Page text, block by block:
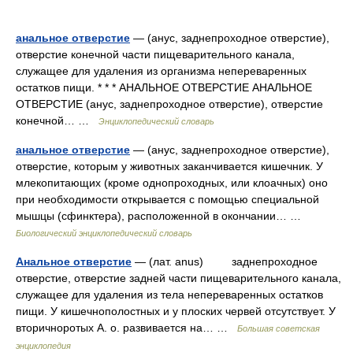
анальное отверстие — (анус, заднепроходное отверстие),
отверстие конечной части пищеварительного канала,
служащее для удаления из организма непереваренных
остатков пищи. * * * АНАЛЬНОЕ ОТВЕРСТИЕ АНАЛЬНОЕ
ОТВЕРСТИЕ (анус, заднепроходное отверстие), отверстие
конечной… …
Энциклопедический словарь
анальное отверстие — (анус, заднепроходное отверстие),
отверстие, которым у животных заканчивается кишечник. У
млекопитающих (кроме однопроходных, или клоачных) оно
при необходимости открывается с помощью специальной
мышцы (сфинктера), расположенной в окончании… …
Биологический энциклопедический словарь
Анальное отверстие — (лат. anus) заднепроходное
отверстие, отверстие задней части пищеварительного канала,
служащее для удаления из тела непереваренных остатков
пищи. У кишечнополостных и у плоских червей отсутствует. У
вторичноротых А. о. развивается на… …
Большая советская
энциклопедия